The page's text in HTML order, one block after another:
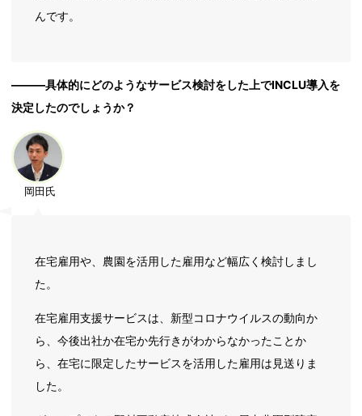
んです。
―――具体的にどのようなサービス検討をした上でINCLU導入を
決定したのでしょうか？
岡田氏
在宅雇用や、農園を活用した雇用など幅広く検討しまし
た。
在宅雇用支援サービスは、新型コロナウイルスの動向か
ら、今後出社か在宅か先行きがわからなかったことか
ら、在宅に限定したサービスを活用した雇用は見送りま
した。